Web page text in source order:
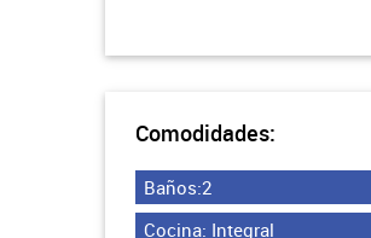
Comodidades:
Baños:2
Cocina: Integral